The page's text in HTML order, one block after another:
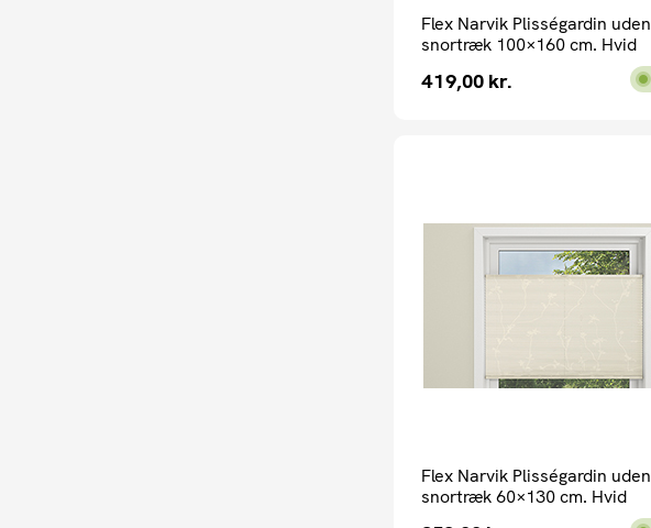
Flex Narvik Plisségardin uden
snortræk 100×160 cm. Hvid
419,00 kr.
Flex Narvik Plisségardin uden
snortræk 60×130 cm. Hvid